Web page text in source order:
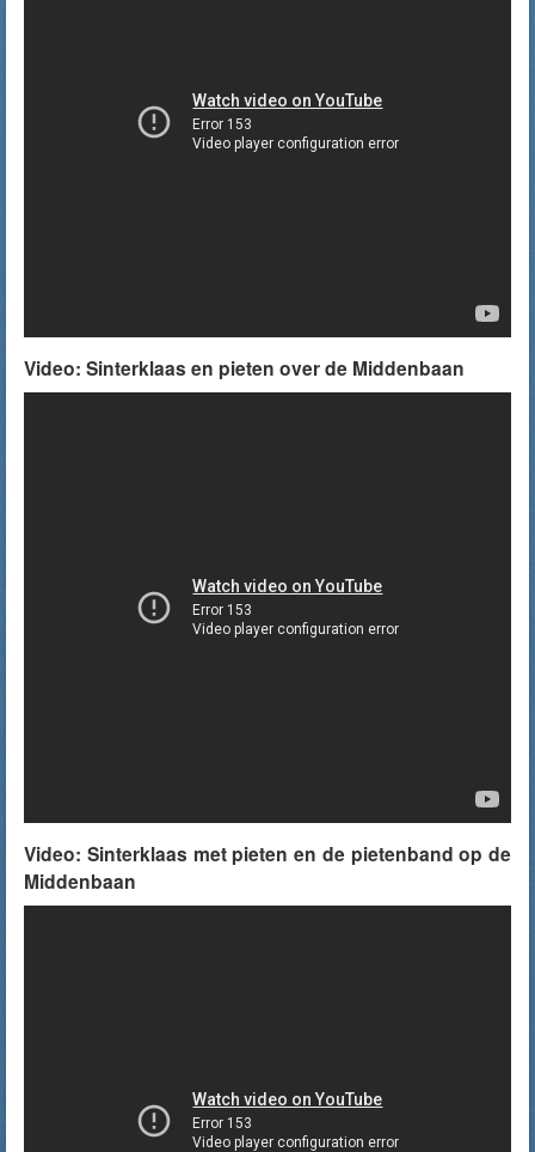
Video: Sinterklaas en pieten over de Middenbaan
Video: Sinterklaas met pieten en de pietenband op de
Middenbaan